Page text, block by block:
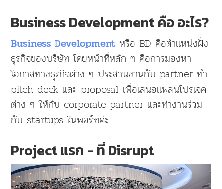
Business Development คือ อะไร?
Business Development หรือ BD คือตำแหน่งฝั่ง
ธุรกิจของบริษัท โดยหน้าที่หลัก ๆ คือการมองหา
โอกาสทางธุรกิจต่าง ๆ ประสานงานกับ partner ทำ
pitch deck และ proposal เพื่อเสนอแพลนโปรเจค
ต่าง ๆ ให้กับ corporate partner และทำงานร่วม
กับ startups ในพอร์ทค่ะ
Project แรก - ที่ Disrupt